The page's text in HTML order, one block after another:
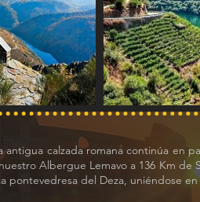
calzada romana continúa en
Albergue Lemavo a 136 Km de
del Deza, uniéndose en